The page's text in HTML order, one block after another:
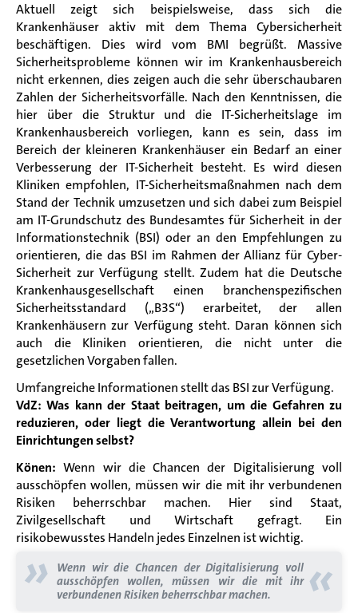
Aktuell zeigt sich beispielsweise, dass sich die
Krankenhäuser aktiv mit dem Thema Cybersicherheit
beschäftigen. Dies wird vom BMI begrüßt. Massive
Sicherheitsprobleme können wir im Krankenhausbereich
nicht erkennen, dies zeigen auch die sehr überschaubaren
Zahlen der Sicherheitsvorfälle. Nach den Kenntnissen, die
hier über die Struktur und die IT-Sicherheitslage im
Krankenhausbereich vorliegen, kann es sein, dass im
Bereich der kleineren Krankenhäuser ein Bedarf an einer
Verbesserung der IT-Sicherheit besteht. Es wird diesen
Kliniken empfohlen, IT-Sicherheitsmaßnahmen nach dem
Stand der Technik umzusetzen und sich dabei zum Beispiel
am IT-Grundschutz des Bundesamtes für Sicherheit in der
Informationstechnik (BSI) oder an den Empfehlungen zu
orientieren, die das BSI im Rahmen der Allianz für Cyber-
Sicherheit zur Verfügung stellt. Zudem hat die Deutsche
Krankenhausgesellschaft einen branchenspezifischen
Sicherheitsstandard („B3S“) erarbeitet, der allen
Krankenhäusern zur Verfügung steht. Daran können sich
auch die Kliniken orientieren, die nicht unter die
gesetzlichen Vorgaben fallen.
Umfangreiche Informationen stellt das BSI zur Verfügung.
VdZ: Was kann der Staat beitragen, um die Gefahren zu
reduzieren, oder liegt die Verantwortung allein bei den
Einrichtungen selbst?
Könen:Wenn wir die Chancen der Digitalisierung voll
ausschöpfen wollen, müssen wir die mit ihr verbundenen
Risiken beherrschbar machen. Hier sind Staat,
Zivilgesellschaft und Wirtschaft gefragt. Ein
risikobewusstes Handeln jedes Einzelnen ist wichtig.
»
Wenn wir die Chancen der Digitalisierung voll
ausschöpfen wollen, müssen wir die mit ihr
verbundenen Risiken beherrschbar machen.
«